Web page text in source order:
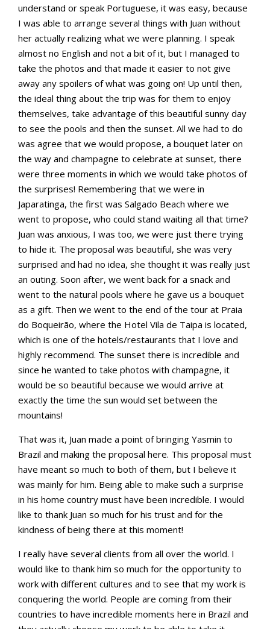
understand or speak Portuguese, it was easy, because
I was able to arrange several things with Juan without
her actually realizing what we were planning. I speak
almost no English and not a bit of it, but I managed to
take the photos and that made it easier to not give
away any spoilers of what was going on! Up until then,
the ideal thing about the trip was for them to enjoy
themselves, take advantage of this beautiful sunny day
to see the pools and then the sunset. All we had to do
was agree that we would propose, a bouquet later on
the way and champagne to celebrate at sunset, there
were three moments in which we would take photos of
the surprises! Remembering that we were in
Japaratinga, the first was Salgado Beach where we
went to propose, who could stand waiting all that time?
Juan was anxious, I was too, we were just there trying
to hide it. The proposal was beautiful, she was very
surprised and had no idea, she thought it was really just
an outing. Soon after, we went back for a snack and
went to the natural pools where he gave us a bouquet
as a gift. Then we went to the end of the tour at Praia
do Boqueirão, where the Hotel Vila de Taipa is located,
which is one of the hotels/restaurants that I love and
highly recommend. The sunset there is incredible and
since he wanted to take photos with champagne, it
would be so beautiful because we would arrive at
exactly the time the sun would set between the
mountains!
That was it, Juan made a point of bringing Yasmin to
Brazil and making the proposal here. This proposal must
have meant so much to both of them, but I believe it
was mainly for him. Being able to make such a surprise
in his home country must have been incredible. I would
like to thank Juan so much for his trust and for the
kindness of being there at this moment!
I really have several clients from all over the world. I
would like to thank him so much for the opportunity to
work with different cultures and to see that my work is
conquering the world. People are coming from their
countries to have incredible moments here in Brazil and